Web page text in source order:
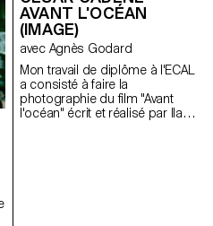
AVANT L'OCÉAN
(IMAGE)
avec Agnès Godard
Mon travail de diplôme à l'ECAL
a consisté à faire la
photographie du film "Avant
l'océan" écrit et réalisé par Ilan